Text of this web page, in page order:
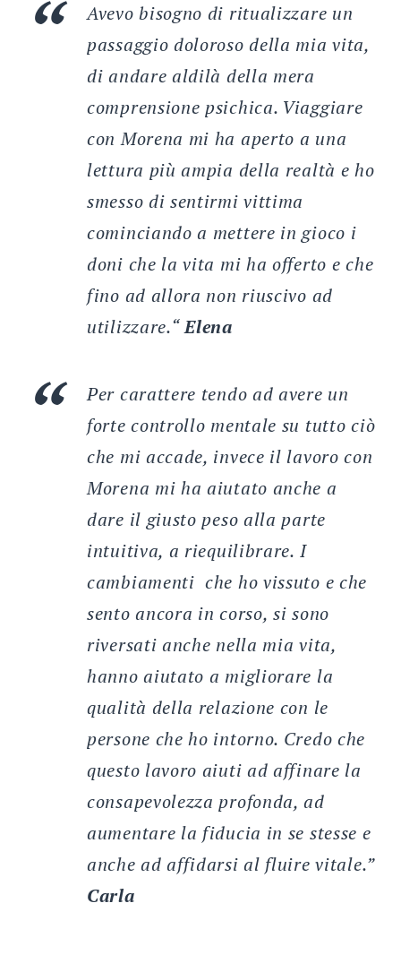
Avevo bisogno di ritualizzare un
passaggio doloroso della mia vita,
di andare aldilà della mera
comprensione psichica. Viaggiare
con Morena mi ha aperto a una
lettura più ampia della realtà e ho
smesso di sentirmi vittima
cominciando a mettere in gioco i
doni che la vita mi ha offerto e che
fino ad allora non riuscivo ad
utilizzare.“Elena
Per carattere tendo ad avere un
forte controllo mentale su tutto ciò
che mi accade, invece il lavoro con
Morena mi ha aiutato anche a
dare il giusto peso alla parte
intuitiva, a riequilibrare. I
cambiamenti che ho vissuto e che
sento ancora in corso, si sono
riversati anche nella mia vita,
hanno aiutato a migliorare la
qualità della relazione con le
persone che ho intorno. Credo che
questo lavoro aiuti ad affinare la
consapevolezza profonda, ad
aumentare la fiducia in se stesse e
anche ad affidarsi al fluire vitale.”
Carla